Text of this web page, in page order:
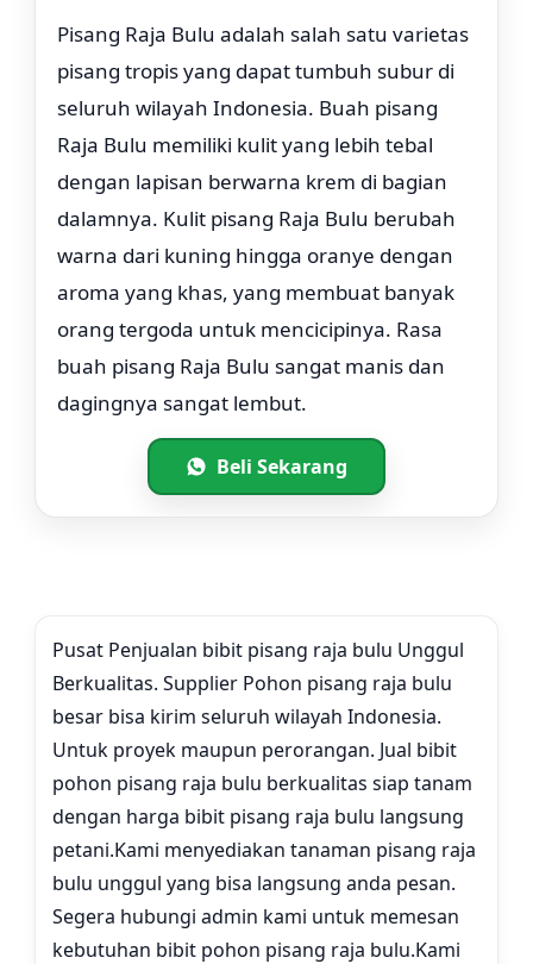
Pisang Raja Bulu adalah salah satu varietas
pisang tropis yang dapat tumbuh subur di
seluruh wilayah Indonesia. Buah pisang
Raja Bulu memiliki kulit yang lebih tebal
dengan lapisan berwarna krem di bagian
dalamnya. Kulit pisang Raja Bulu berubah
warna dari kuning hingga oranye dengan
aroma yang khas, yang membuat banyak
orang tergoda untuk mencicipinya. Rasa
buah pisang Raja Bulu sangat manis dan
dagingnya sangat lembut.
Beli Sekarang
Pusat Penjualan bibit pisang raja bulu Unggul
Berkualitas. Supplier Pohon pisang raja bulu
besar bisa kirim seluruh wilayah Indonesia.
Untuk proyek maupun perorangan. Jual bibit
pohon pisang raja bulu berkualitas siap tanam
dengan harga bibit pisang raja bulu langsung
petani.Kami menyediakan tanaman pisang raja
bulu unggul yang bisa langsung anda pesan.
Segera hubungi admin kami untuk memesan
kebutuhan bibit pohon pisang raja bulu.Kami